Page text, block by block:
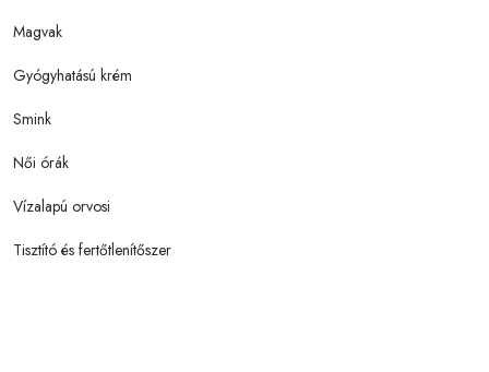
Magvak
Gyógyhatású krém
Smink
Női órák
Vízalapú orvosi
Tisztító és fertőtlenítőszer